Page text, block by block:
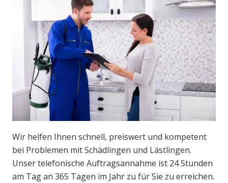
Wir helfen Ihnen schnell, preiswert und kompetent
bei Problemen mit Schädlingen und Lästlingen.
Unser telefonische Auftragsannahme ist 24 Stunden
am Tag an 365 Tagen im Jahr zu für Sie zu erreichen.